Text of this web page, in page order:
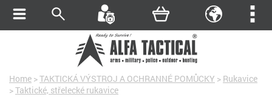
Home >TAKTICKÁ VÝSTROJ A OCHRANNÉ POMŮCKY > Rukavice
>Taktické, střelecké rukavice